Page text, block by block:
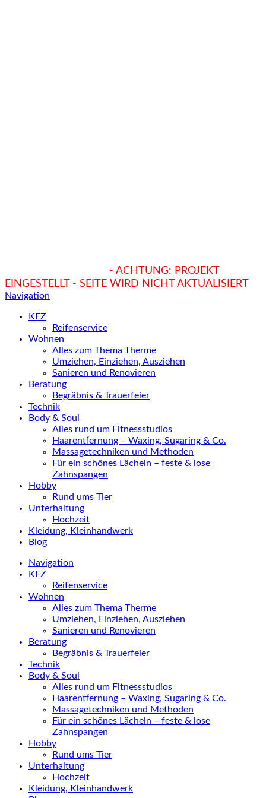
- ACHTUNG: PROJEKT
EINGESTELLT - SEITE WIRD NICHT AKTUALISIERT
Navigation
KFZ
Reifenservice
Wohnen
Alles zum Thema Therme
Umziehen, Einziehen, Ausziehen
Sanieren und Renovieren
Beratung
Begräbnis & Trauerfeier
Technik
Body & Soul
Alles rund um Fitnessstudios
Haarentfernung – Waxing, Sugaring & Co.
Massagetechniken und Methoden
Für ein schönes Lächeln – feste & lose
Zahnspangen
Hobby
Rund ums Tier
Unterhaltung
Hochzeit
Kleidung, Kleinhandwerk
Blog
Navigation
KFZ
Reifenservice
Wohnen
Alles zum Thema Therme
Umziehen, Einziehen, Ausziehen
Sanieren und Renovieren
Beratung
Begräbnis & Trauerfeier
Technik
Body & Soul
Alles rund um Fitnessstudios
Haarentfernung – Waxing, Sugaring & Co.
Massagetechniken und Methoden
Für ein schönes Lächeln – feste & lose
Zahnspangen
Hobby
Rund ums Tier
Unterhaltung
Hochzeit
Kleidung, Kleinhandwerk